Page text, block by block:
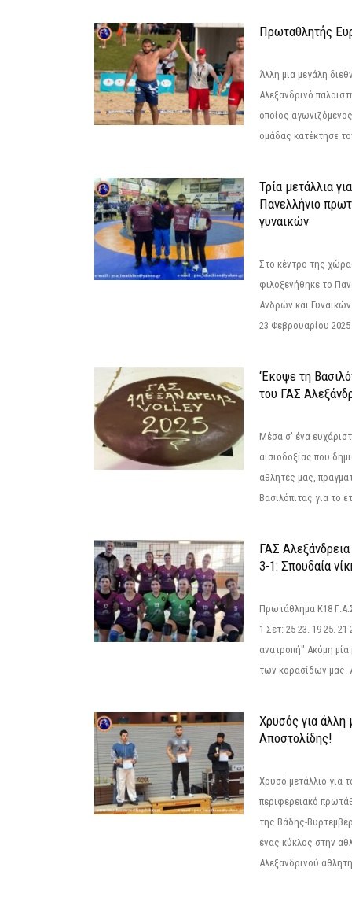
Πρωταθλητής
Άλλη μια μεγάλη
Αλεξανδρινό
οποίος
ομάδας κατέκτησε
Τρία μετάλλια
Πανελλήνιο
γυναικών
Στο κέντρο της
φιλοξενήθηκε το
Ανδρών και
23 Φεβρουαρίου
‘Εκοψε τη
του ΓΑΣ
Μέσα σ' ένα
αισιοδοξίας που
αθλητές μας,
Βασιλόπιτας για το
ΓΑΣ
3-1: Σπουδαία
Πρωτάθλημα Κ18
1 Σετ: 25-23. 19-25.
ανατροπή" Ακόμη μία
των κορασίδων μας.
Χρυσός για άλλη
Αποστολίδης!
Χρυσό μετάλλιο για
περιφερειακό
της Βάδης-
ένας κύκλος στην
Αλεξανδρινού